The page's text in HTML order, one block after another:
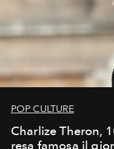
POP CULTURE
Charlize Theron,
resa famosa il